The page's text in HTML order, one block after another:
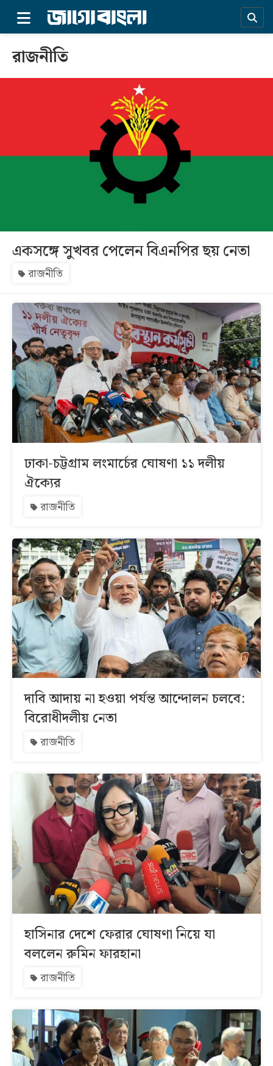
×
সর্বশেষ
সব
বিভাগ
আর্কাইভ
কনভার্টার
রাজনীতি
একসঙ্গে সুখবর পেলেন বিএনপির ছয় নেতা
রাজনীতি
ঢাকা-চট্টগ্রাম লংমার্চের ঘোষণা ১১ দলীয়
ঐক্যের
রাজনীতি
দাবি আদায় না হওয়া পর্যন্ত আন্দোলন চলবে:
বিরোধীদলীয় নেতা
রাজনীতি
হাসিনার দেশে ফেরার ঘোষণা নিয়ে যা
বললেন রুমিন ফারহানা
রাজনীতি